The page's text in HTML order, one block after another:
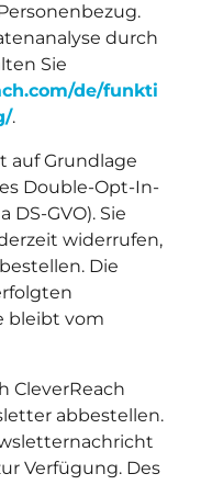
durch
Sie
de/funkti
.
auf Grundlage
Double-Opt-In-
DS-GVO). Sie
widerrufen,
Die
bleibt vom
CleverReach
abbestellen.
Verfügung. Des